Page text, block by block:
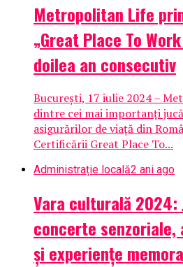
Metropolitan Life
„Great Place To
doilea an consecutiv
București, 17 iulie 2024 –
dintre cei mai importanți
asigurărilor de viață din
Certificării Great Place To...
Administrație locală2 ani ago
Vara culturală 2024:
concerte
și experiențe